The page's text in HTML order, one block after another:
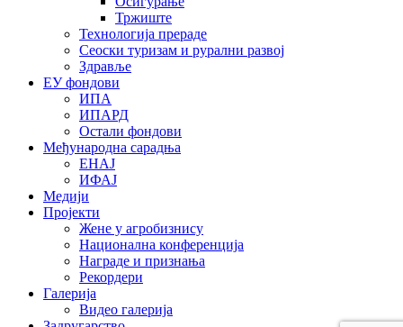
Тржиште
Технологија прераде
Сеоски туризам и рурални развој
Здравље
ЕУ фондови
ИПА
ИПАРД
Остали фондови
Међународна сарадња
ЕНАЈ
ИФАЈ
Медији
Пројекти
Жене у агробизнису
Национална конференција
Награде и признања
Рекордери
Галерија
Видео галерија